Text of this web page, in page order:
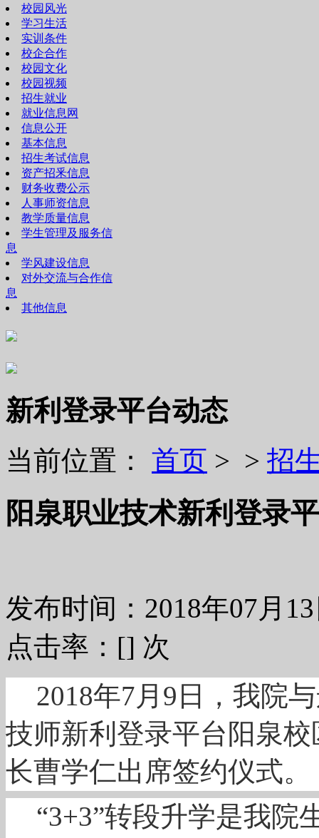
校园风光
学习生活
实训条件
校企合作
校园文化
校园视频
招生就业
就业信息网
信息公开
基本信息
招生考试信息
资产招釆信息
财务收费公示
人事师资信息
教学质量信息
学生管理及服务信
息
学风建设信息
对外交流与合作信
息
其他信息
新利登录平台动态
当前位置：
首页 > > 招
阳泉职业技术新利登录
发布时间：2018年07月
点击率：[] 次
2018年7月9日，我院
技师新利登录平台阳泉
长曹学仁出席签约仪式。
“3+3”转段升学是我院